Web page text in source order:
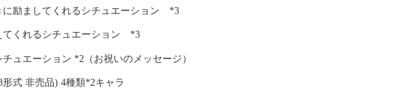
に励ましてくれるシチュエーション *3
てくれるシチュエーション *3
ュエーション *2（お祝いのメッセージ）
式 非売品) 4種類*2キャラ